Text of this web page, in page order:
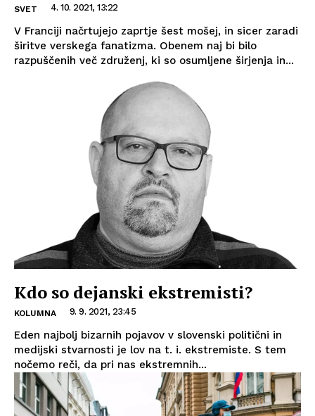
SVET 4. 10. 2021, 13:22
V Franciji načrtujejo zaprtje šest mošej, in sicer zaradi
širitve verskega fanatizma. Obenem naj bi bilo
razpuščenih več združenj, ki so osumljene širjenja in...
Kdo so dejanski ekstremisti?
KOLUMNA 9. 9. 2021, 23:45
Eden najbolj bizarnih pojavov v slovenski politični in
medijski stvarnosti je lov na t. i. ekstremiste. S tem
nočemo reči, da pri nas ekstremnih...